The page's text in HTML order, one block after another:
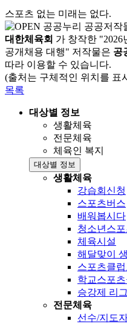
스포츠 없는 미래는 없다.
대한체육회 가 창작한 "2026
공개채용 대행" 저작물은 공
따라 이용할 수 있습니다.
(출처는 구체적인 위치를 표
목록
대상별 정보
생활체육
전문체육
체육인 복지
대상별 정보
생활체육
강습회신청
스포츠버스
배워봅시다
청소년스
체육시설
해달맞이
스포츠클
학교스포
승강제 리그
전문체육
선수/지도